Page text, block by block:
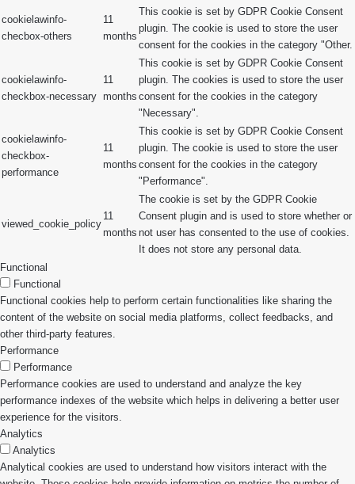
cookielawinfo-
checbox-others
11
months
This cookie is set by GDPR Cookie Consent
plugin. The cookie is used to store the user
consent for the cookies in the category "Other.
cookielawinfo-
checkbox-necessary
11
months
This cookie is set by GDPR Cookie Consent
plugin. The cookies is used to store the user
consent for the cookies in the category
"Necessary".
cookielawinfo-
checkbox-
performance
11
months
This cookie is set by GDPR Cookie Consent
plugin. The cookie is used to store the user
consent for the cookies in the category
"Performance".
viewed_cookie_policy
11
months
The cookie is set by the GDPR Cookie
Consent plugin and is used to store whether or
not user has consented to the use of cookies.
It does not store any personal data.
Functional
Functional
Functional cookies help to perform certain functionalities like sharing the
content of the website on social media platforms, collect feedbacks, and
other third-party features.
Performance
Performance
Performance cookies are used to understand and analyze the key
performance indexes of the website which helps in delivering a better user
experience for the visitors.
Analytics
Analytics
Analytical cookies are used to understand how visitors interact with the